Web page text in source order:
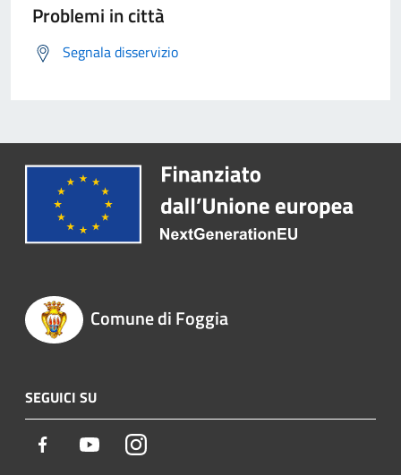
Problemi in città
Segnala disservizio
Comune di Foggia
SEGUICI SU
Facebook YoutubeInstagram